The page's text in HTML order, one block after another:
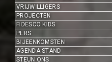
VRIJWILLIGERS
PROJECTEN
FIDESCO KIDS
PERS
BIJEENKOMSTEN
AGENDA STAND
STEUN ONS